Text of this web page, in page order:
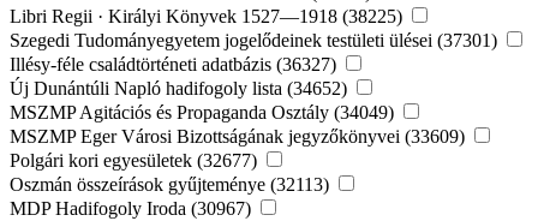
Libri Regii · Királyi Könyvek 1527—1918 (38225)
Szegedi Tudományegyetem jogelődeinek testületi ülései (37301)
Illésy-féle családtörténeti adatbázis (36327)
Új Dunántúli Napló hadifogoly lista (34652)
MSZMP Agitációs és Propaganda Osztály (34049)
MSZMP Eger Városi Bizottságának jegyzőkönyvei (33609)
Polgári kori egyesületek (32677)
Oszmán összeírások gyűjteménye (32113)
MDP Hadifogoly Iroda (30967)